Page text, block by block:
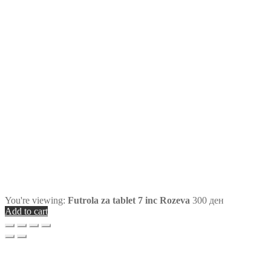
You're viewing: Futrola za tablet 7 inc Rozeva 300 ден
Add to cart